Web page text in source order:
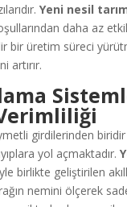
Yeni nesil
daha az
bir üretim süreci
artırır.
girdilerinden
yol açmaktadır.
birlikte geliştirilen
nemini ölçerek